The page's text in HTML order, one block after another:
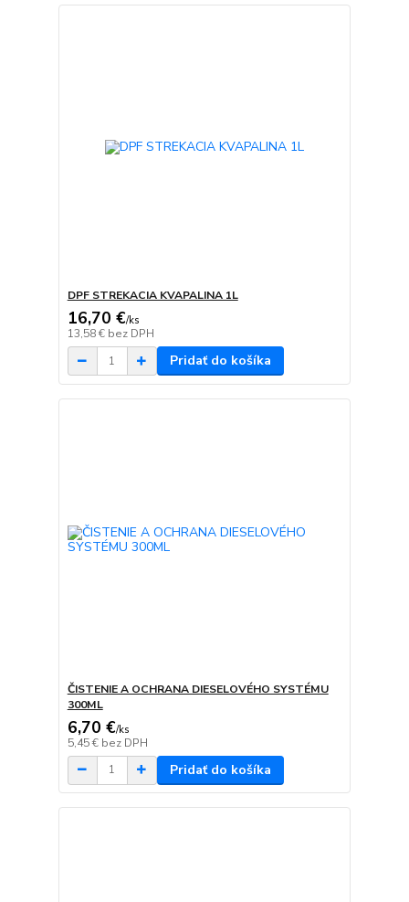
DPF STREKACIA KVAPALINA 1L
16,70 €/ks
13,58 € bez DPH
Pridať do košíka
ČISTENIE A OCHRANA DIESELOVÉHO SYSTÉMU
300ML
6,70 €/ks
5,45 € bez DPH
Pridať do košíka